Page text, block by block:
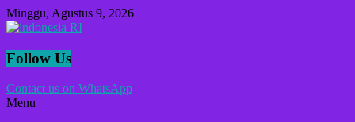
Lompat
ke
Minggu, Agustus 9, 2026
indonesia
Lugas
Follow Us
Contact us on WhatsApp
Menu